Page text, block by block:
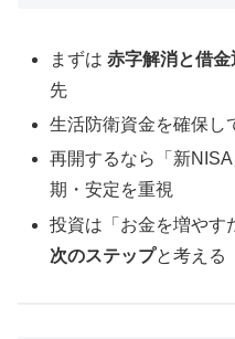
まずは赤字解消と借金
先
生活防衛資金を確保し
再開するなら「新
期・安定を重視
投資は「お金を増やす
次のステップと考える